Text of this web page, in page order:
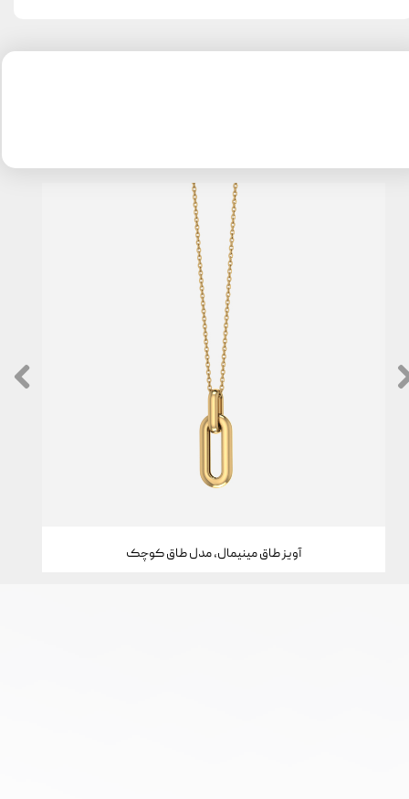
آویز طاق مینیمال، مدل طاق کوچک